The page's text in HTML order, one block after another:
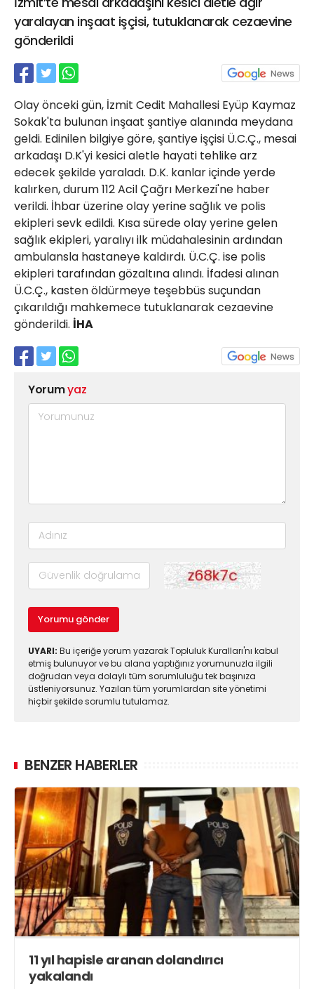
yaralayan inşaat işçisi, tutuklanarak cezaevine
gönderildi
Olay önceki gün, İzmit Cedit Mahallesi Eyüp Kaymaz
Sokak'ta bulunan inşaat şantiye alanında meydana
geldi. Edinilen bilgiye göre, şantiye işçisi Ü.C.Ç., mesai
arkadaşı D.K'yi kesici aletle hayati tehlike arz
edecek şekilde yaraladı. D.K. kanlar içinde yerde
kalırken, durum 112 Acil Çağrı Merkezi'ne haber
verildi. İhbar üzerine olay yerine sağlık ve polis
ekipleri sevk edildi. Kısa sürede olay yerine gelen
sağlık ekipleri, yaralıyı ilk müdahalesinin ardından
ambulansla hastaneye kaldırdı. Ü.C.Ç. ise polis
ekipleri tarafından gözaltına alındı. İfadesi alınan
Ü.C.Ç., kasten öldürmeye teşebbüs suçundan
çıkarıldığı mahkemece tutuklanarak cezaevine
gönderildi. İHA
Yorumyaz
Yorumu gönder
UYARI: Bu içeriğe yorum yazarak Topluluk Kuralları'nı kabul
etmiş bulunuyor ve bu alana yaptığınız yorumunuzla ilgili
doğrudan veya dolaylı tüm sorumluluğu tek başınıza
üstleniyorsunuz. Yazılan tüm yorumlardan site yönetimi
hiçbir şekilde sorumlu tutulamaz.
BENZER HABERLER
11 yıl hapisle aranan dolandırıcı
yakalandı
21 Gölcük